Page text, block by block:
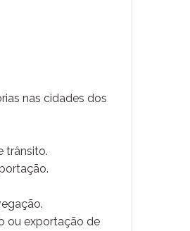
nas cidades dos
trânsito.
ou exportação de